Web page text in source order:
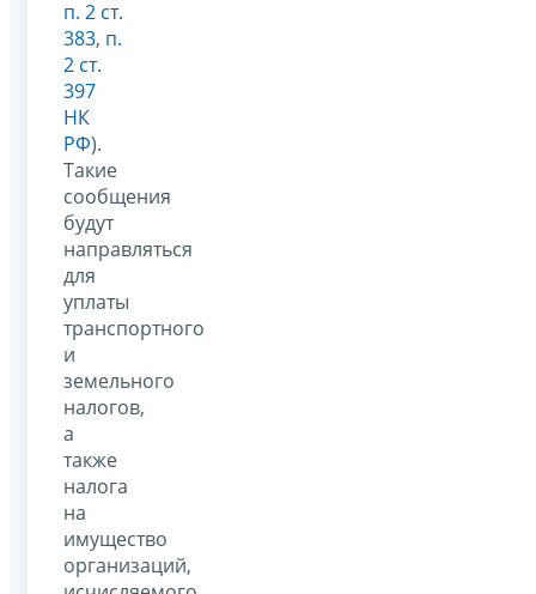
п. 2 ст.
383, п.
2 ст.
397
НК
РФ).
Такие
сообщения
будут
направляться
для
уплаты
транспортного
и
земельного
налогов,
а
также
налога
на
имущество
организаций,